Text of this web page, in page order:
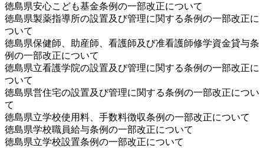
徳島県安心こども基金条例の一部改正について
徳島県製薬指導所の設置及び管理に関する条例の一部改正に
ついて
徳島県保健師、助産師、看護師及び准看護師修学資金貸与条
例の一部改正について
徳島県立看護学院の設置及び管理に関する条例の一部改正に
ついて
徳島県営住宅の設置及び管理に関する条例の一部改正につい
て
徳島県立学校使用料、手数料徴収条例の一部改正について
徳島県学校職員給与条例の一部改正について
徳島県立学校設置条例の一部改正について